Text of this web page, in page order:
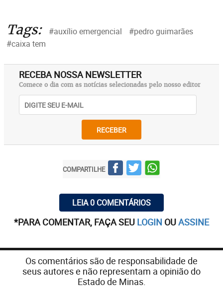
Tags: #auxílio emergencial
#pedro guimarães
#caixa tem
RECEBA NOSSA NEWSLETTER
Comece o dia com as notícias selecionadas pelo nosso editor
RECEBER
COMPARTILHE
LEIA 0 COMENTÁRIOS
*PARA COMENTAR, FAÇA SEU LOGIN OUASSINE
Os comentários são de responsabilidade de
seus autores e não representam a opinião do
Estado de Minas.